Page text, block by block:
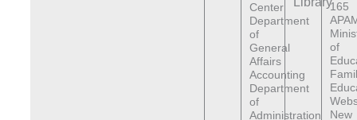
Center
Department
of
General
Affairs
Accounting
Department
of
Administration
165
of
New